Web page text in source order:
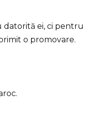
datorită ei, ci pentru
o promovare.